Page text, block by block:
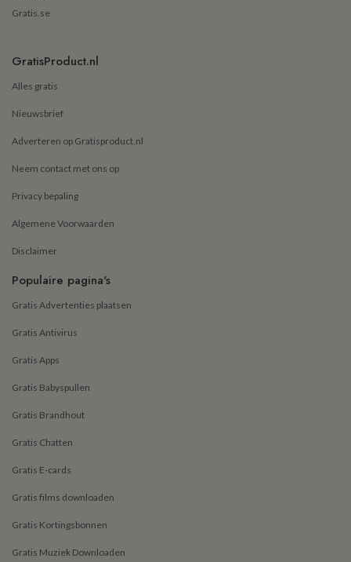
Gratis.se
GratisProduct.nl
Alles gratis
Nieuwsbrief
Adverteren op Gratisproduct.nl
Neem contact met ons op
Privacy bepaling
Algemene Voorwaarden
Disclaimer
Populaire pagina's
Gratis Advertenties plaatsen
Gratis Antivirus
Gratis Apps
Gratis Babyspullen
Gratis Brandhout
Gratis Chatten
Gratis E-cards
Gratis films downloaden
Gratis Kortingsbonnen
Gratis Muziek Downloaden